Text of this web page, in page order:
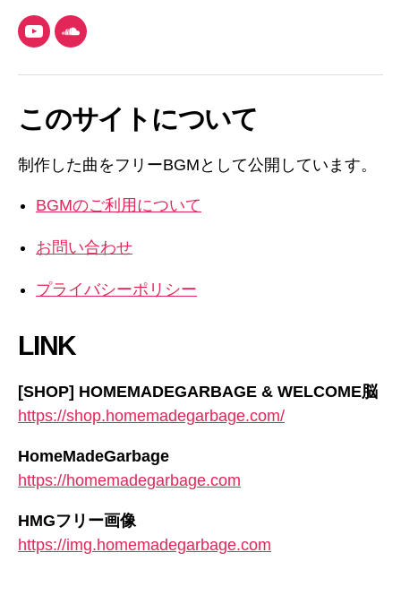
YouTubeSoundCloud
このサイトについて
制作した曲をフリーBGMとして公開しています。
BGMのご利用について
お問い合わせ
プライバシーポリシー
LINK
[SHOP] HOMEMADEGARBAGE & WELCOME脳
https://shop.homemadegarbage.com/
HomeMadeGarbage
https://homemadegarbage.com
HMGフリー画像
https://img.homemadegarbage.com